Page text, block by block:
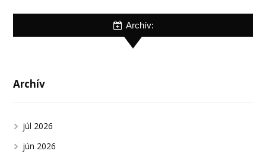
Archív:
Archív
júl 2026
jún 2026